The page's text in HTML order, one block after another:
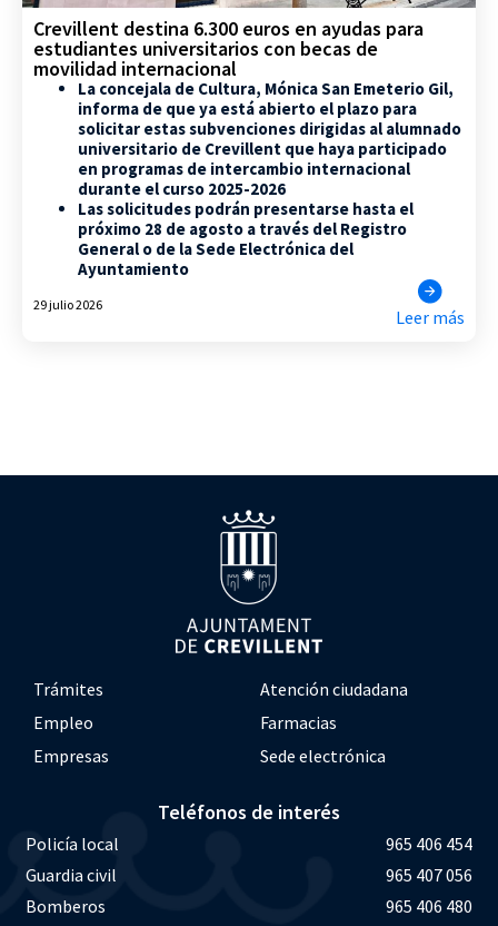
Crevillent destina 6.300 euros en ayudas para
estudiantes universitarios con becas de
movilidad internacional
La concejala de Cultura, Mónica San Emeterio Gil,
informa de que ya está abierto el plazo para
solicitar estas subvenciones dirigidas al alumnado
universitario de Crevillent que haya participado
en programas de intercambio internacional
durante el curso 2025-2026
Las solicitudes podrán presentarse hasta el
próximo 28 de agosto a través del Registro
General o de la Sede Electrónica del
Ayuntamiento
29 julio 2026
Leer más
Trámites
Atención ciudadana
Empleo
Farmacias
Empresas
Sede electrónica
Teléfonos de interés
Policía local
965 406 454
Guardia civil
965 407 056
Bomberos
965 406 480